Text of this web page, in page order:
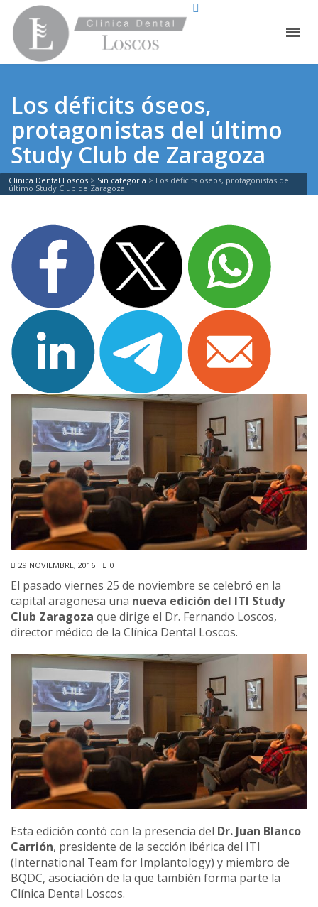
Los déficits óseos,
protagonistas del último
Study Club de Zaragoza
Clínica Dental Loscos > Sin categoría > Los déficits óseos, protagonistas del
último Study Club de Zaragoza
29 NOVIEMBRE, 2016 0
El pasado viernes 25 de noviembre se celebró en la
capital aragonesa una nueva edición del ITI Study
Club Zaragoza que dirige el Dr. Fernando Loscos,
director médico de la Clínica Dental Loscos.
Esta edición contó con la presencia del Dr. Juan Blanco
Carrión, presidente de la sección ibérica del ITI
(International Team for Implantology) y miembro de
BQDC, asociación de la que también forma parte la
Clínica Dental Loscos.